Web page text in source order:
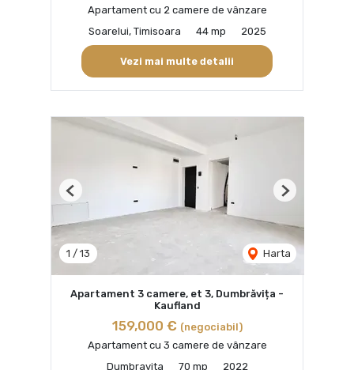
Apartament cu 2 camere de vânzare
Soarelui, Timisoara
44 mp 2025
Vezi mai multe detalii
1 / 13 Harta
Previous Next
Apartament 3 camere, et 3, Dumbrăvița -
Kaufland
159,000 € (negociabil)
Apartament cu 3 camere de vânzare
Dumbravita
70 mp 2022